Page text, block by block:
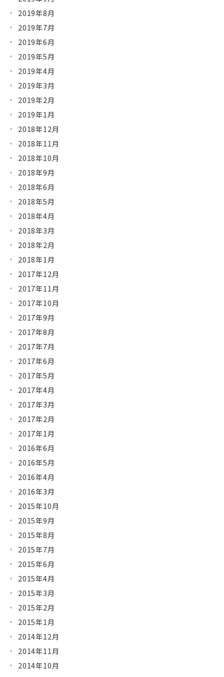
2019年8月
2019年7月
2019年6月
2019年5月
2019年4月
2019年3月
2019年2月
2019年1月
2018年12月
2018年11月
2018年10月
2018年9月
2018年6月
2018年5月
2018年4月
2018年3月
2018年2月
2018年1月
2017年12月
2017年11月
2017年10月
2017年9月
2017年8月
2017年7月
2017年6月
2017年5月
2017年4月
2017年3月
2017年2月
2017年1月
2016年6月
2016年5月
2016年4月
2016年3月
2015年10月
2015年9月
2015年8月
2015年7月
2015年6月
2015年4月
2015年3月
2015年2月
2015年1月
2014年12月
2014年11月
2014年10月